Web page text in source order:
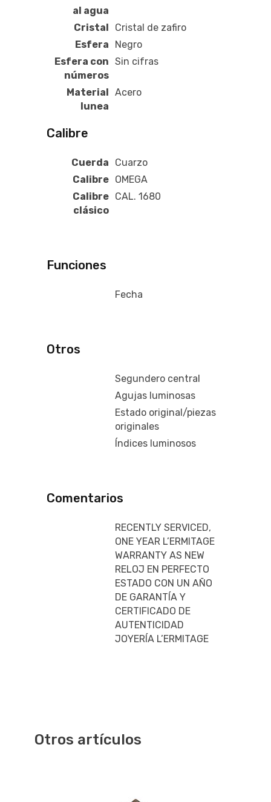
al agua
Cristal
Cristal de zafiro
Esfera
Negro
Esfera con
números
Sin cifras
Material
lunea
Acero
Calibre
Cuerda
Cuarzo
Calibre OMEGA
Calibre
clásico
CAL. 1680
Funciones
Fecha
Otros
Segundero central
Agujas luminosas
Estado original/piezas
originales
Índices luminosos
Comentarios
RECENTLY SERVICED,
ONE YEAR L’ERMITAGE
WARRANTY AS NEW
RELOJ EN PERFECTO
ESTADO CON UN AÑO
DE GARANTÍA Y
CERTIFICADO DE
AUTENTICIDAD
JOYERÍA L’ERMITAGE
Otros artículos